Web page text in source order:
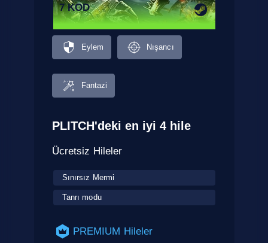
7 KOD
Eylem Nışancı
Fantazi
PLITCH'deki en iyi 4 hile
Ücretsiz Hileler
Sınırsız Mermi
Tanrı modu
PREMIUM Hileler